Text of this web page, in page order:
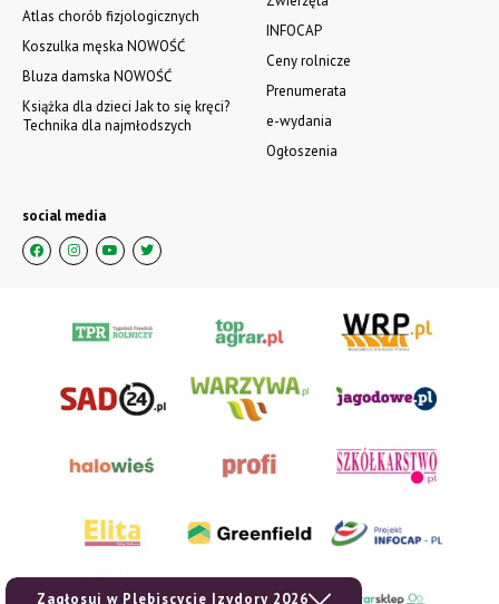
Zagłosuj w Plebiscycie Izydory 2026
INFOCAP
Ceny rolnicze
Prenumerata
e-wydania
Ogłoszenia
Atlas chorób fizjologicznych
Koszulka męska NOWOŚĆ
Bluza damska NOWOŚĆ
Książka dla dzieci Jak to się kręci?
Technika dla najmłodszych
social media